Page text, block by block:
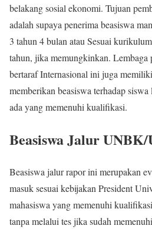
belakang sosial ekonomi. Tujuan
adalah supaya penerima beasiswa
3 tahun 4 bulan atau Sesuai
tahun, jika memungkinkan. Lembaga
bertaraf Internasional ini juga
memberikan beasiswa terhadap
ada yang memenuhi kualifikasi.
Beasiswa Jalur
Beasiswa jalur rapor ini merupakan
masuk sesuai kebijakan President
mahasiswa yang memenuhi
tanpa melalui tes jika sudah